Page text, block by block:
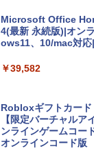
Apple 2026
13インチノートブ
igence、13.6インチ
TB SSDストレージ
￥261,414
Microsoft Office
4(最新 永続版)|オン
ows11、10/mac対応
￥39,582
Robloxギフトカー
【限定バーチャルア
ンラインゲームコー
オンラインコード版